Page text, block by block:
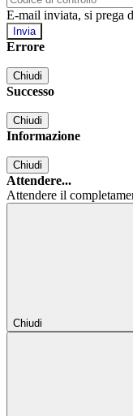
E-mail inviata, si prega
Errore
Chiudi
Successo
Chiudi
Informazione
Chiudi
Attendere...
Attendere il
Chiudi